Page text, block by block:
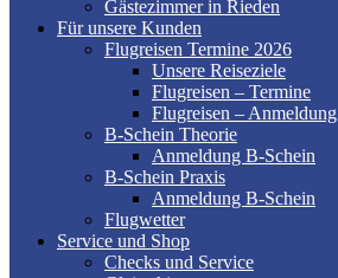
Gästezimmer in Rieden
Für unsere Kunden
Flugreisen Termine 2026
Unsere Reiseziele
Flugreisen – Termine
Flugreisen – Anmeldung
B-Schein Theorie
Anmeldung B-Schein
B-Schein Praxis
Anmeldung B-Schein
Flugwetter
Service und Shop
Checks und Service